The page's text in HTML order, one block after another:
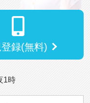
録(無料)
1時